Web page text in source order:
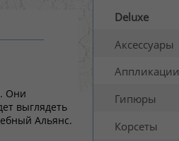
Они
выглядеть
Альянс.
Deluxe
Аксессуары
Аппликации
Гипюры
Корсеты